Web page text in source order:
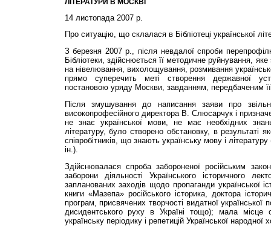
ЛІТЕРАТУРИ В МОСКВІ
14 листопада 2007 р.
Про ситуацію, що склалася в Бібліотеці української
З березня 2007 р., після невдалої спроби
Бібліотеки, здійснюється її методичне руйнування,
на нівелювання, вихолощування, розмивання
прямо суперечить меті створення державної
постановою уряду Москви, завданням, передбаченим
Після змушування до написання заяви про
високопрофесійного директора В. Слюсарчук і
не знає української мови, не має необхідних
літературу, було створено обстановку, в результаті
співробітників, що знають українську мову і
ін.).
Здійснювалася спроба забороненої російським
заборони діяльності Українського історичного
запланованих заходів щодо пропаганди української
книги «Мазепа» російського історика, доктора
програм, присвячених творчості видатної української
дисидентського руху в Україні тощо); мала місце
українську періодику і репетицій Української народної